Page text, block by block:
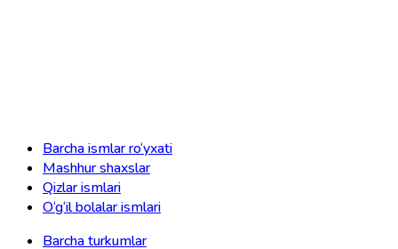
Barcha ismlar ro‘yxati
Mashhur shaxslar
Qizlar ismlari
O‘g‘il bolalar ismlari
Barcha turkumlar